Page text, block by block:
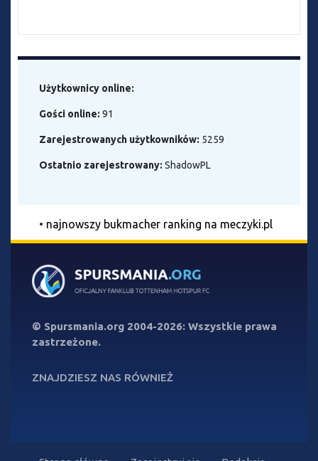
Użytkownicy online:
Gości online: 91
Zarejestrowanych użytkowników: 5259
Ostatnio zarejestrowany: ShadowPL
• najnowszy bukmacher ranking na meczyki.pl
© Spursmania.org 2004-2026: Wszystkie prawa
zastrzeżone.
ZNAJDZIESZ NAS RÓWNIEŻ